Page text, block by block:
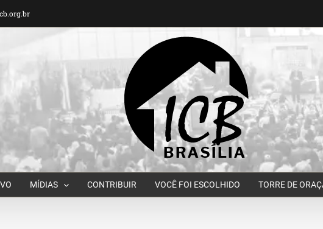
MÍDIAS CONTRIBUIR VOCÊ FOI ESCOLHIDO TORRE DE